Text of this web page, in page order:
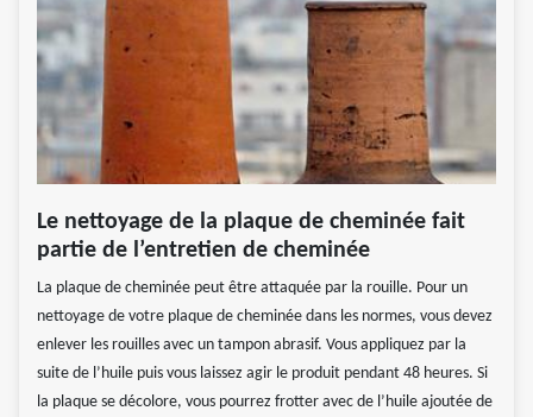
Le nettoyage de la plaque de cheminée fait
partie de l’entretien de cheminée
La plaque de cheminée peut être attaquée par la rouille. Pour un
nettoyage de votre plaque de cheminée dans les normes, vous devez
enlever les rouilles avec un tampon abrasif. Vous appliquez par la
suite de l’huile puis vous laissez agir le produit pendant 48 heures. Si
la plaque se décolore, vous pourrez frotter avec de l’huile ajoutée de